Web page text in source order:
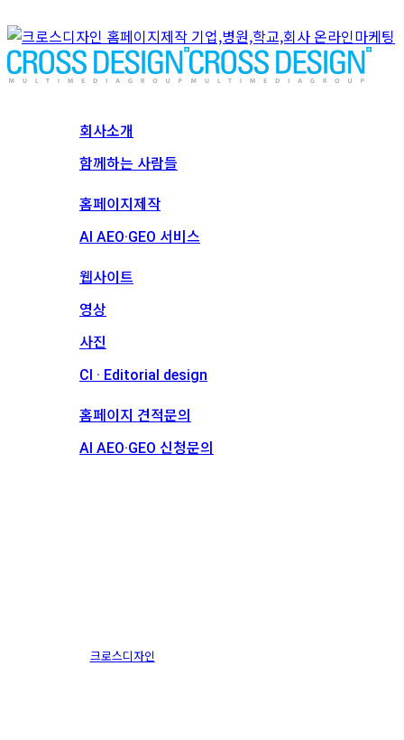
회사소개
함께하는 사람들
홈페이지제작
AI AEO·GEO 서비스
웹사이트
영상
사진
CI · Editorial design
홈페이지 견적문의
AI AEO·GEO 신청문의
크로스디자인